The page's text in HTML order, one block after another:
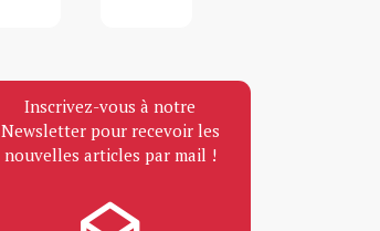
Inscrivez-vous à notre
Newsletter pour recevoir les
nouvelles articles par mail !